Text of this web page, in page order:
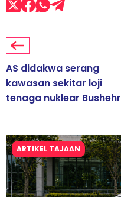
AS didakwa serang
kawasan sekitar loji
tenaga nuklear Bushehr
ARTIKEL TAJAAN